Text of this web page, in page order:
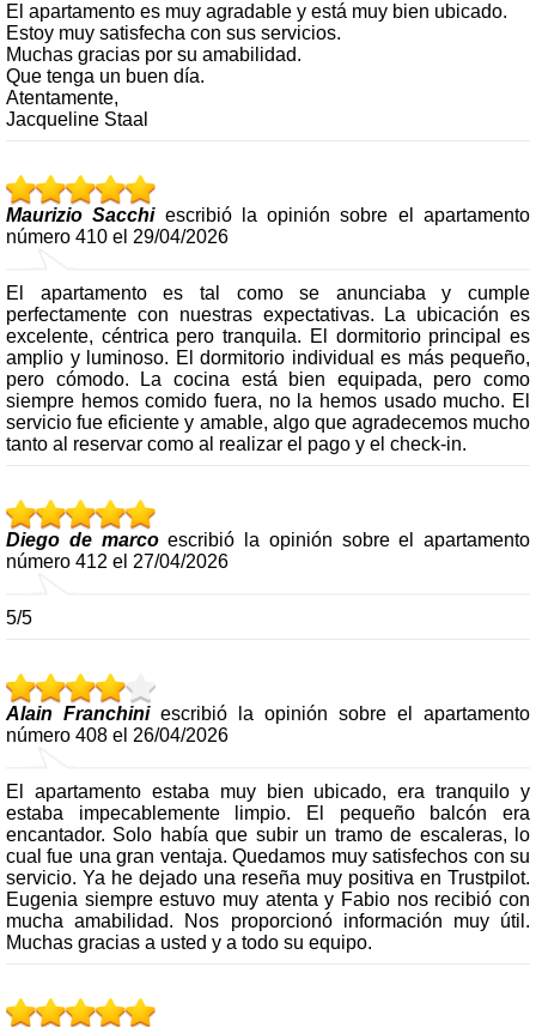
El apartamento es muy agradable y está muy bien ubicado.
Estoy muy satisfecha con sus servicios.
Muchas gracias por su amabilidad.
Que tenga un buen día.
Atentamente,
Jacqueline Staal
Maurizio Sacchiescribió la opinión sobre el apartamento
número 410 el 29/04/2026
El apartamento es tal como se anunciaba y cumple
perfectamente con nuestras expectativas. La ubicación es
excelente, céntrica pero tranquila. El dormitorio principal es
amplio y luminoso. El dormitorio individual es más pequeño,
pero cómodo. La cocina está bien equipada, pero como
siempre hemos comido fuera, no la hemos usado mucho. El
servicio fue eficiente y amable, algo que agradecemos mucho
tanto al reservar como al realizar el pago y el check-in.
Diego de marcoescribió la opinión sobre el apartamento
número 412 el 27/04/2026
5/5
Alain Franchiniescribió la opinión sobre el apartamento
número 408 el 26/04/2026
El apartamento estaba muy bien ubicado, era tranquilo y
estaba impecablemente limpio. El pequeño balcón era
encantador. Solo había que subir un tramo de escaleras, lo
cual fue una gran ventaja. Quedamos muy satisfechos con su
servicio. Ya he dejado una reseña muy positiva en Trustpilot.
Eugenia siempre estuvo muy atenta y Fabio nos recibió con
mucha amabilidad. Nos proporcionó información muy útil.
Muchas gracias a usted y a todo su equipo.